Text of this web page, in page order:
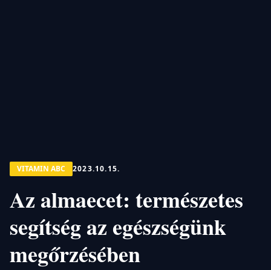
VITAMIN ABC 2023.10.15.
Az almaecet: természetes
segítség az egészségünk
megőrzésében